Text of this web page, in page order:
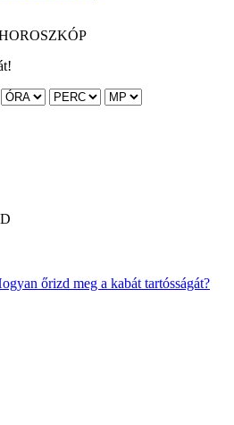
őrizd meg a kabát tartósságát?